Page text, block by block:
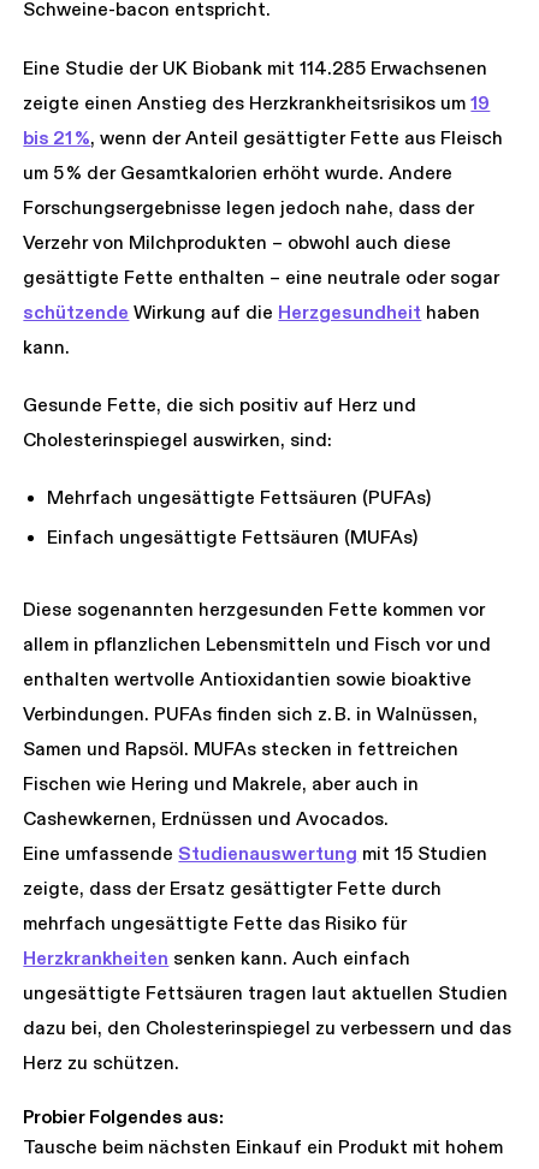
Schweine-bacon entspricht.
Eine Studie der UK Biobank mit 114.285 Erwachsenen
zeigte einen Anstieg des Herzkrankheitsrisikos um19
bis 21 %, wenn der Anteil gesättigter Fette aus Fleisch
um 5 % der Gesamtkalorien erhöht wurde. Andere
Forschungsergebnisse legen jedoch nahe, dass der
Verzehr von Milchprodukten – obwohl auch diese
gesättigte Fette enthalten – eine neutrale oder sogar
schützende Wirkung auf die Herzgesundheit haben
kann.
Gesunde Fette, die sich positiv auf Herz und
Cholesterinspiegel auswirken, sind:
Mehrfach ungesättigte Fettsäuren (PUFAs)
Einfach ungesättigte Fettsäuren (MUFAs)
Diese sogenannten herzgesunden Fette kommen vor
allem in pflanzlichen Lebensmitteln und Fisch vor und
enthalten wertvolle Antioxidantien sowie bioaktive
Verbindungen. PUFAs finden sich z. B. in Walnüssen,
Samen und Rapsöl. MUFAs stecken in fettreichen
Fischen wie Hering und Makrele, aber auch in
Cashewkernen, Erdnüssen und Avocados.
Eine umfassendeStudienauswertung mit 15 Studien
zeigte, dass der Ersatz gesättigter Fette durch
mehrfach ungesättigte Fette das Risiko für
Herzkrankheiten senken kann. Auch einfach
ungesättigte Fettsäuren tragen laut aktuellen Studien
dazu bei, den Cholesterinspiegel zu verbessern und das
Herz zu schützen.
Probier Folgendes aus:
Tausche beim nächsten Einkauf ein Produkt mit hohem